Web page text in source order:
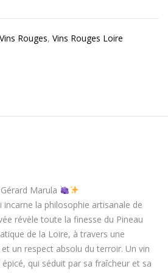
Vins Rouges, Vins Rouges Loire
Marula
incarne la philosophie artisanale de
révèle toute la finesse du Pineau
de la Loire, à travers une
un respect absolu du terroir. Un vin
qui séduit par sa fraîcheur et sa